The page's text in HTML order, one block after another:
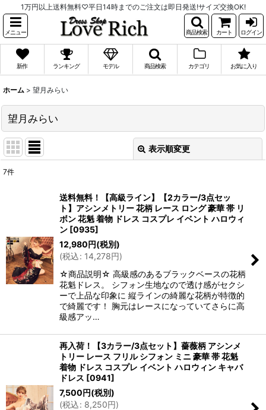
1万円以上送料無料♡平日14時までのご注文は即日発送!サイズ交換OK!
メニュー 商品検索 カート ログイン
新作 ランキング モデル 商品検索 カテゴリ お気に入り
ホーム > 望月みらい
望月みらい
表示順変更
絞り込む
7件
送料無料！【高級ライン】【2カラー/3点セッ
ト】アシンメトリー 花柄 レース ロング 豪華 帯 リ
ボン 花魁 着物 ドレス コスプレ イベント ハロウィ
ン [0935]
12,980円(税別)
(税込: 14,278円)
☆商品説明☆ 高級感のあるブラックベースの花柄
花魁ドレス。 シフォン生地なので透け感がセクシ
ーで上品な印象に 縦ラインの綺麗な花柄が特徴的
で綺麗です！ 胸元はレースになっていてさらに高
級感アッ…
再入荷！【3カラー/3点セット】薔薇柄 アシンメ
トリー レース フリル シフォン ミニ 豪華 帯 花魁
着物 ドレス コスプレ イベント ハロウィン キャバ
ドレス [0941]
7,500円(税別)
(税込: 8,250円)